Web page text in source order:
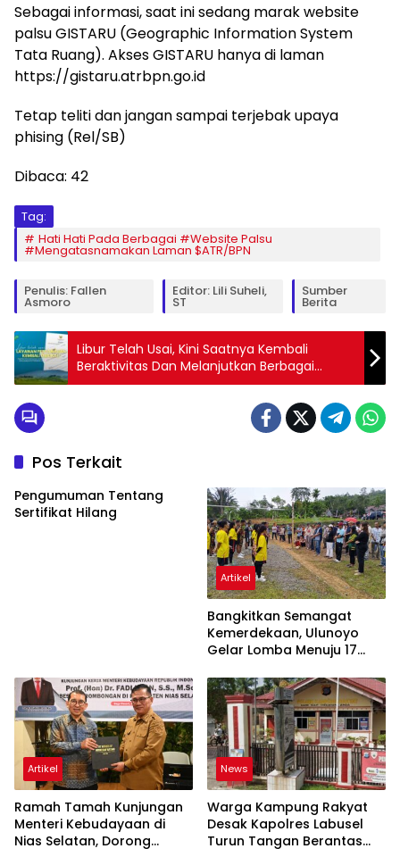
Sebagai informasi, saat ini sedang marak website
palsu GISTARU (Geographic Information System
Tata Ruang). Akses GISTARU hanya di laman
https://gistaru.atrbpn.go.id
Tetap teliti dan jangan sampai terjebak upaya
phising (Rel/SB)
Dibaca: 42
Tag:
Hati Hati Pada Berbagai #Website Palsu
#Mengatasnamakan Laman $ATR/BPN
Penulis: Fallen
Asmoro
Editor: Lili Suheli,
ST
Sumber
Berita
Libur Telah Usai, Kini Saatnya Kembali
Beraktivitas Dan Melanjutkan Berbagai
Urusan Yang Sempat Tertunda
Pos Terkait
Pengumuman Tentang
Sertifikat Hilang
Artikel
Bangkitkan Semangat
Kemerdekaan, Ulunoyo
Gelar Lomba Menuju 17
Artikel
Ramah Tamah Kunjungan
Menteri Kebudayaan di
Nias Selatan, Dorong
News
Warga Kampung Rakyat
Desak Kapolres Labusel
Turun Tangan Berantas